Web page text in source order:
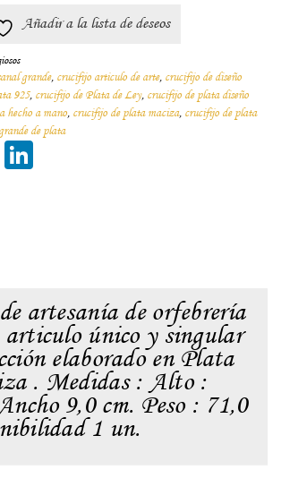
Añadir a la lista de deseos
grande, crucifijo articulo de arte, crucifijo de diseño
925, crucifijo de Plata de Ley, crucifijo de plata diseño
hecho a mano, crucifijo de plata maciza, crucifijo de plata
de plata
WhatsApp
artesanía de orfebrería
articulo único y singular
elaborado en Plata
. Medidas : Alto :
9,0 cm. Peso : 71,0
1 un.